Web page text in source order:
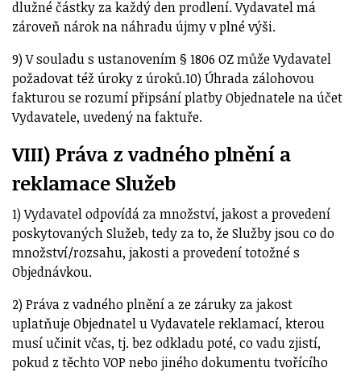
dlužné částky za každý den prodlení. Vydavatel má
zároveň nárok na náhradu újmy v plné výši.
9) V souladu s ustanovením § 1806 OZ může Vydavatel
požadovat též úroky z úroků.10) Úhrada zálohovou
fakturou se rozumí připsání platby Objednatele na účet
Vydavatele, uvedený na faktuře.
VIII) Práva z vadného plnění a
reklamace Služeb
1) Vydavatel odpovídá za množství, jakost a provedení
poskytovaných Služeb, tedy za to, že Služby jsou co do
množství/rozsahu, jakosti a provedení totožné s
Objednávkou.
2) Práva z vadného plnění a ze záruky za jakost
uplatňuje Objednatel u Vydavatele reklamací, kterou
musí učinit včas, tj. bez odkladu poté, co vadu zjistí,
pokud z těchto VOP nebo jiného dokumentu tvořícího